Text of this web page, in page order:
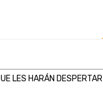
LES HARÁN DESPERTAR